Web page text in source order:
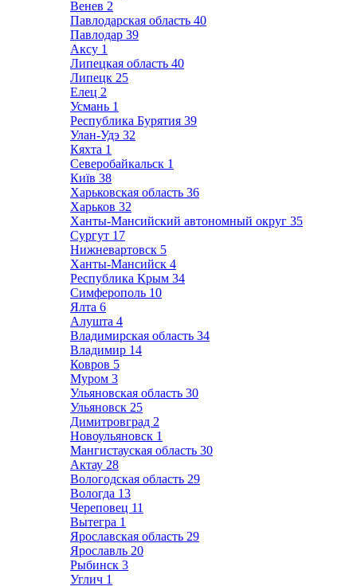
Венев 2
Павлодарская область 40
Павлодар 39
Аксу 1
Липецкая область 40
Липецк 25
Елец 2
Усмань 1
Республика Бурятия 39
Улан-Удэ 32
Кяхта 1
Северобайкальск 1
Київ 38
Харьковская область 36
Харьков 32
Ханты-Мансийский автономный округ 35
Сургут 17
Нижневартовск 5
Ханты-Мансийск 4
Республика Крым 34
Симферополь 10
Ялта 6
Алушта 4
Владимирская область 34
Владимир 14
Ковров 5
Муром 3
Ульяновская область 30
Ульяновск 25
Димитровград 2
Новоульяновск 1
Мангистауская область 30
Актау 28
Вологодская область 29
Вологда 13
Череповец 11
Вытегра 1
Ярославская область 29
Ярославль 20
Рыбинск 3
Углич 1